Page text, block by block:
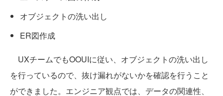
オブジェクトの洗い出し
ER図作成
UXチームでもOOUIに従い、オブジェクトの洗い出し
を行っているので、抜け漏れがないかを確認を行うこと
ができました。エンジニア観点では、データの関連性、